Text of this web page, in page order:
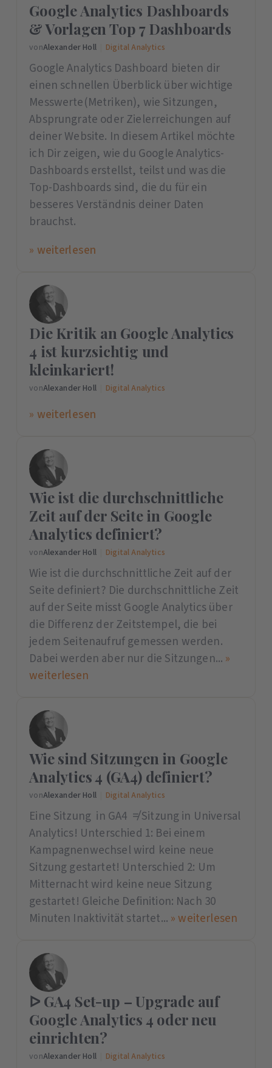
Google Analytics Dashboards
& Vorlagen Top 7 Dashboards
vonAlexander Holl Digital Analytics
Google Analytics Dashboard bieten dir
einen schnellen Überblick über wichtige
Messwerte(Metriken), wie Sitzungen,
Absprungrate oder Zielerreichungen auf
deiner Website. In diesem Artikel möchte
ich Dir zeigen, wie du Google Analytics-
Dashboards erstellst, teilst und was die
Top-Dashboards sind, die du für ein
besseres Verständnis deiner Daten
brauchst.
» weiterlesen
Die Kritik an Google Analytics
4 ist kurzsichtig und
kleinkariert!
vonAlexander Holl Digital Analytics
» weiterlesen
Wie ist die durchschnittliche
Zeit auf der Seite in Google
Analytics definiert?
vonAlexander Holl Digital Analytics
Wie ist die durchschnittliche Zeit auf der
Seite definiert? Die durchschnittliche Zeit
auf der Seite misst Google Analytics über
die Differenz der Zeitstempel, die bei
jedem Seitenaufruf gemessen werden.
Dabei werden aber nur die Sitzungen... »
weiterlesen
Wie sind Sitzungen in Google
Analytics 4 (GA4) definiert?
vonAlexander Holl Digital Analytics
Eine Sitzung in GA4 ≠ Sitzung in Universal
Analytics! Unterschied 1: Bei einem
Kampagnenwechsel wird keine neue
Sitzung gestartet! Unterschied 2: Um
Mitternacht wird keine neue Sitzung
gestartet! Gleiche Definition: Nach 30
Minuten Inaktivität startet... » weiterlesen
ᐅ GA4 Set-up – Upgrade auf
Google Analytics 4 oder neu
einrichten?
vonAlexander Holl Digital Analytics